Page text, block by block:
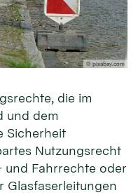
© pixabay.com
die im
und dem
Sicherheit
Nutzungsrecht
und Fahrrechte oder
Glasfaserleitungen